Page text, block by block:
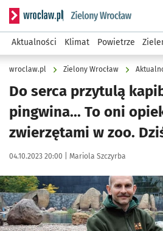
Serwis informacyjny wroclaw.pl
Aktualności Klimat Powietrze
wroclaw.pl Zielony Wrocław
Do serca przytulą
pingwina... To oni
zwierzętami w zoo.
Data publikacji:
04.10.2023 20:00 | Autor:
Mariola Szczyrba
Kliknij, aby zobaczyć galerię